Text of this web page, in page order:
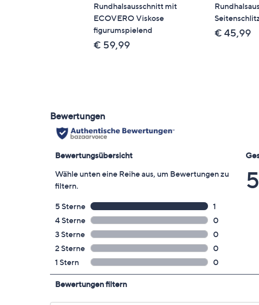
Rundhalsausschnitt mit
ECOVERO Viskose
figurumspielend
€ 59,99
€ 45,99